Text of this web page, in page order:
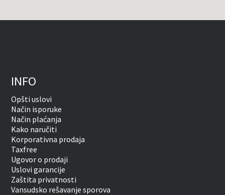
INFO
Opšti uslovi
Način isporuke
Način plaćanja
Kako naručiti
Korporativna prodaja
Taxfree
Ugovor o prodaji
Uslovi garancije
Zaštita privatnosti
Vansudsko rešavanje sporova